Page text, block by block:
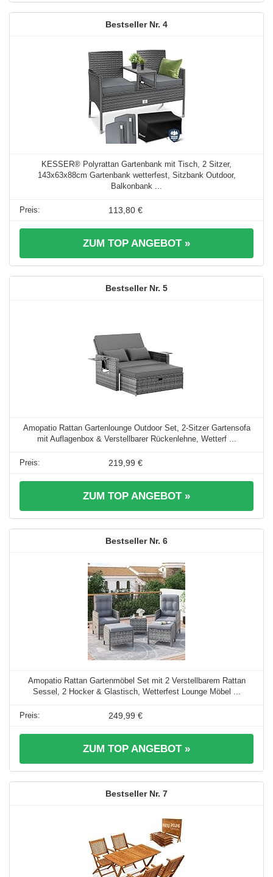
4
KESSER® Polyrattan Gartenbank mit Tisch, 2 Sitzer,
143x63x88cm Gartenbank wetterfest, Sitzbank Outdoor,
Balkonbank ...
113,80 €
ZUM TOP ANGEBOT »
5
Amopatio Rattan Gartenlounge Outdoor Set, 2-Sitzer Gartensofa
mit Auflagenbox & Verstellbarer Rückenlehne, Wetterf ...
219,99 €
ZUM TOP ANGEBOT »
6
Amopatio Rattan Gartenmöbel Set mit 2 Verstellbarem Rattan
Sessel, 2 Hocker & Glastisch, Wetterfest Lounge Möbel ...
249,99 €
ZUM TOP ANGEBOT »
7